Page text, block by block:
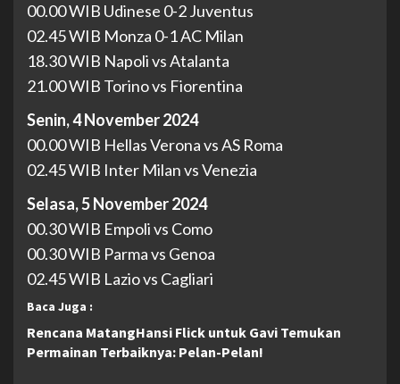
00.00 WIB Udinese 0-2 Juventus
02.45 WIB Monza 0-1 AC Milan
18.30 WIB Napoli vs Atalanta
21.00 WIB Torino vs Fiorentina
Senin, 4 November 2024
00.00 WIB Hellas Verona vs AS Roma
02.45 WIB Inter Milan vs Venezia
Selasa, 5 November 2024
00.30 WIB Empoli vs Como
00.30 WIB Parma vs Genoa
02.45 WIB Lazio vs Cagliari
Baca Juga :
Rencana MatangHansi Flick untuk Gavi Temukan
Permainan Terbaiknya: Pelan-Pelan!